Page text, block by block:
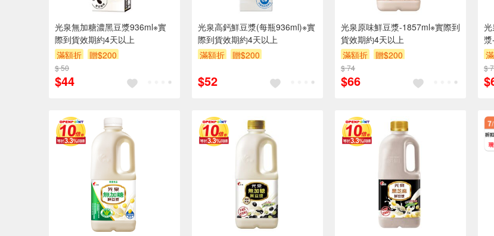
光泉無加糖濃黑豆漿936ml※實
際到貨效期約4天以上
滿額折
贈$200
$ 50
$44
光泉高鈣鮮豆漿(每瓶936ml)※實
際到貨效期約4天以上
滿額折
贈$200
$52
光泉原味鮮豆漿-1857ml※實際到
貨效期約4天以上
滿額折
贈$200
$ 74
$66
$